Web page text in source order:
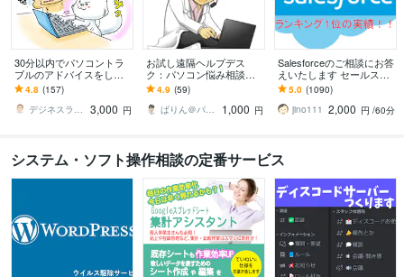
30分以内でパソコントラ
ブルのアドバイスをしま
す 現役IT屋がパソコント
ラブルの原因を初期診断
いたします！
4.8 (157)
デジネスラボ【ITの万事屋】
3,000 円
お試し遠隔ヘルプデス
ク：パソコン悩み相談承
ります 日本HP、マイクロ
ソフトでの12年のエンジ
ニアの経験で！
4.9 (59)
ぱりん＠パソコンとお絵描きの先生
1,000 円
Salesforceのご相談にお答
えいたします セールスフ
ォース歴10年超(導入/開発
責任者&運用責任者）
5.0 (1090)
jino111 2,000 円 /60分
システム・ソフト操作相談の定番サービス